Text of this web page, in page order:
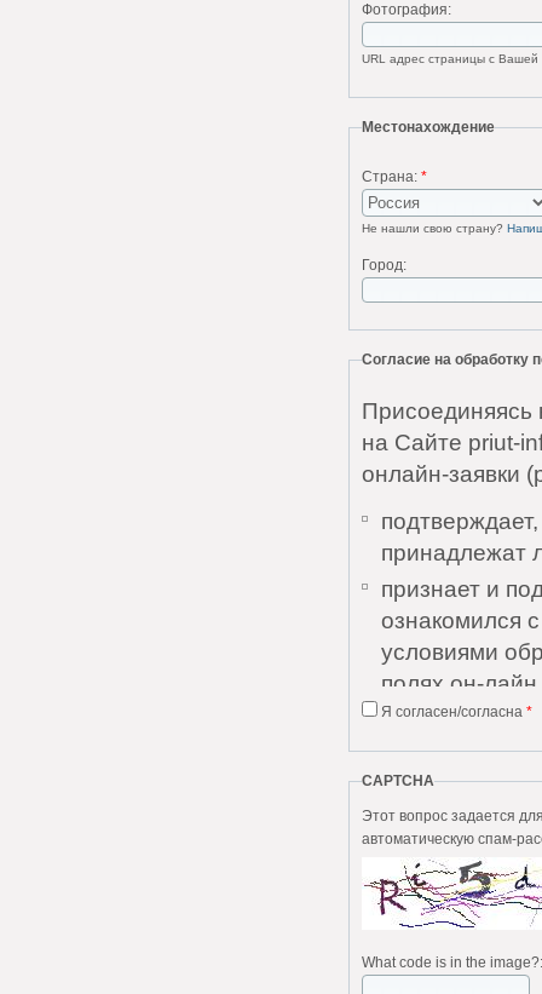
Фотография:
URL адрес страницы с
Местонахождение
Страна: *
Не нашли свою страну?
Город:
Согласие на обработку
на Сайте priut-
онлайн-заявки
принадлежат
признает и
ознакомился
условиями
полях он-лайн
признает и
Соглашения и
понятны;
дает
выражает
без каких-
Пользователь
Я согласен/согласна *
CAPTCHA
Этот вопрос задается для того, чтобы
автоматическую спам-
What code is in the